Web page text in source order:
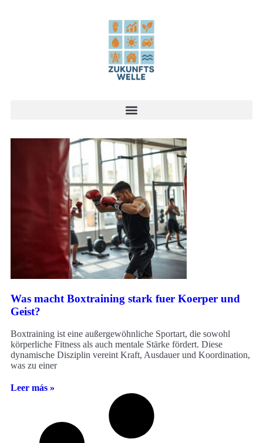
Was macht Boxtraining stark fuer Koerper und
Geist?
Boxtraining ist eine außergewöhnliche Sportart, die sowohl
körperliche Fitness als auch mentale Stärke fördert. Diese
dynamische Disziplin vereint Kraft, Ausdauer und Koordination,
was zu einer
Leer más »